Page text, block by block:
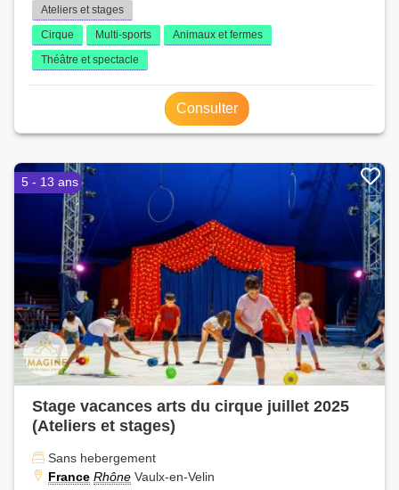
Ateliers et stages
Cirque
Multi-sports
Animaux et fermes
Théâtre et spectacle
Consulter
5 - 13 ans
Stage vacances arts du cirque juillet 2025
(Ateliers et stages)
Sans hebergement
France Rhône Vaulx-en-Velin